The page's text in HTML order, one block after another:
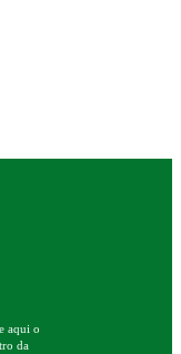
aqui o
da